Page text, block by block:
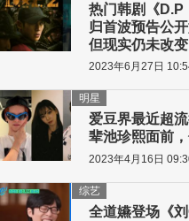
热门韩剧《D.P
归首波预告公
但现实仍未改变
2023年6月27日
爱豆界最近超
辈池珍熙面前
明星
2023年4月16日
全道嬿登场《
综艺